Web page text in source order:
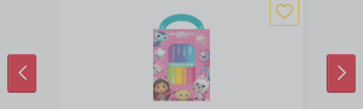
ANTERIOR